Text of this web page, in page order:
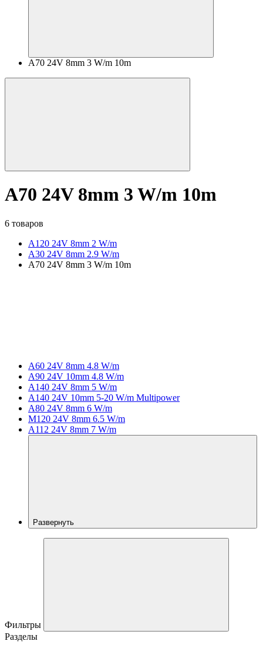
A70 24V 8mm 3 W/m 10m
A70 24V 8mm 3 W/m 10m
6 товаров
A120 24V 8mm 2 W/m
A30 24V 8mm 2.9 W/m
A70 24V 8mm 3 W/m 10m
A60 24V 8mm 4.8 W/m
A90 24V 10mm 4.8 W/m
A140 24V 8mm 5 W/m
A140 24V 10mm 5-20 W/m Multipower
A80 24V 8mm 6 W/m
M120 24V 8mm 6.5 W/m
A112 24V 8mm 7 W/m
Развернуть
Фильтры
Разделы